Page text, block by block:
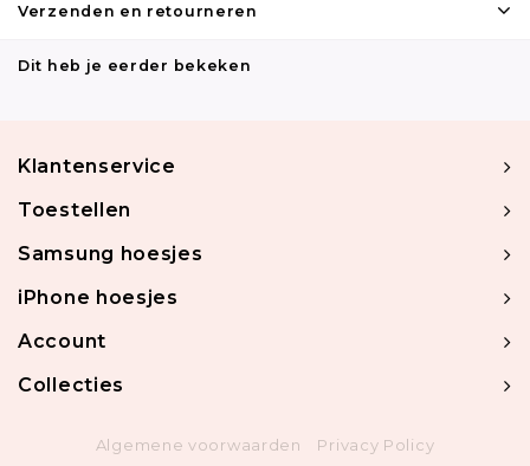
Verzenden en retourneren
Dit heb je eerder bekeken
Klantenservice
Toestellen
Samsung hoesjes
iPhone hoesjes
Account
Collecties
Algemene voorwaarden Privacy Policy